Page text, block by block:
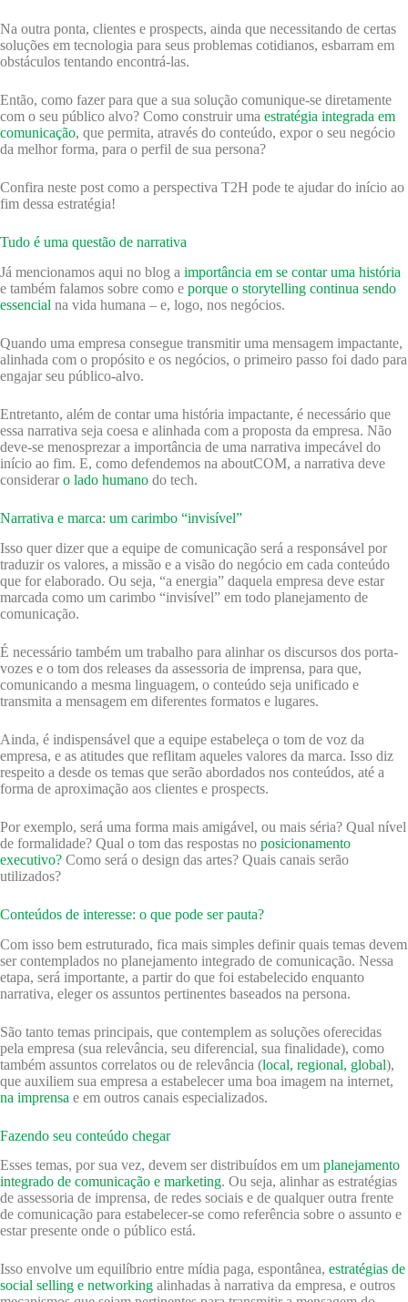
Na outra ponta, clientes e prospects, ainda que necessitando de certas
soluções em tecnologia para seus problemas cotidianos, esbarram em
obstáculos tentando encontrá-las.
Então, como fazer para que a sua solução comunique-se diretamente
com o seu público alvo? Como construir uma estratégia integrada em
comunicação, que permita, através do conteúdo, expor o seu negócio
da melhor forma, para o perfil de sua persona?
Confira neste post como a perspectiva T2H pode te ajudar do início ao
fim dessa estratégia!
Tudo é uma questão de narrativa
Já mencionamos aqui no blog a importância em se contar uma história
e também falamos sobre como e porque o storytelling continua sendo
essencial na vida humana – e, logo, nos negócios.
Quando uma empresa consegue transmitir uma mensagem impactante,
alinhada com o propósito e os negócios, o primeiro passo foi dado para
engajar seu público-alvo.
Entretanto, além de contar uma história impactante, é necessário que
essa narrativa seja coesa e alinhada com a proposta da empresa. Não
deve-se menosprezar a importância de uma narrativa impecável do
início ao fim. E, como defendemos na aboutCOM, a narrativa deve
consideraro lado humano do tech.
Narrativa e marca: um carimbo “invisível”
Isso quer dizer que a equipe de comunicação será a responsável por
traduzir os valores, a missão e a visão do negócio em cada conteúdo
que for elaborado. Ou seja, “a energia” daquela empresa deve estar
marcada como um carimbo “invisível” em todo planejamento de
comunicação.
É necessário também um trabalho para alinhar os discursos dos porta-
vozes e o tom dos releases da assessoria de imprensa, para que,
comunicando a mesma linguagem, o conteúdo seja unificado e
transmita a mensagem em diferentes formatos e lugares.
Ainda, é indispensável que a equipe estabeleça o tom de voz da
empresa, e as atitudes que reflitam aqueles valores da marca. Isso diz
respeito a desde os temas que serão abordados nos conteúdos, até a
forma de aproximação aos clientes e prospects.
Por exemplo, será uma forma mais amigável, ou mais séria? Qual nível
de formalidade? Qual o tom das respostas no posicionamento
executivo? Como será o design das artes? Quais canais serão
utilizados?
Conteúdos de interesse: o que pode ser pauta?
Com isso bem estruturado, fica mais simples definir quais temas devem
ser contemplados no planejamento integrado de comunicação. Nessa
etapa, será importante, a partir do que foi estabelecido enquanto
narrativa, eleger os assuntos pertinentes baseados na persona.
São tanto temas principais, que contemplem as soluções oferecidas
pela empresa (sua relevância, seu diferencial, sua finalidade), como
também assuntos correlatos ou de relevância (local, regional, global),
que auxiliem sua empresa a estabelecer uma boa imagem na internet,
na imprensa e em outros canais especializados.
Fazendo seu conteúdo chegar
Esses temas, por sua vez, devem ser distribuídos em um planejamento
integrado de comunicação e marketing. Ou seja, alinhar as estratégias
de assessoria de imprensa, de redes sociais e de qualquer outra frente
de comunicação para estabelecer-se como referência sobre o assunto e
estar presente onde o público está.
Isso envolve um equilíbrio entre mídia paga, espontânea, estratégias de
social selling e networking alinhadas à narrativa da empresa, e outros